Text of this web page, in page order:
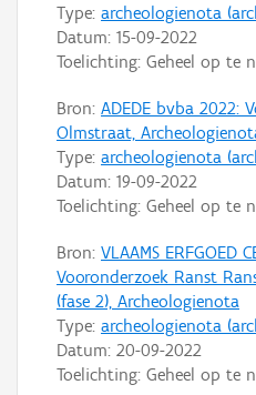
Type: archeologienota
Datum: 15-09-2022
Toelichting: Geheel op te
Bron: ADEDE bvba 2022:
Olmstraat,
Type: archeologienota
Datum: 19-09-2022
Toelichting: Geheel op te
Bron: VLAAMS ERFGOED
Vooronderzoek Ranst
(fase 2), Archeologienota
Type: archeologienota
Datum: 20-09-2022
Toelichting: Geheel op te